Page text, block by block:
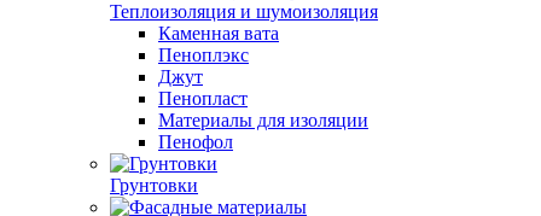
Теплоизоляция и шумоизоляция
Каменная вата
Пеноплэкс
Джут
Пенопласт
Материалы для изоляции
Пенофол
Грунтовки